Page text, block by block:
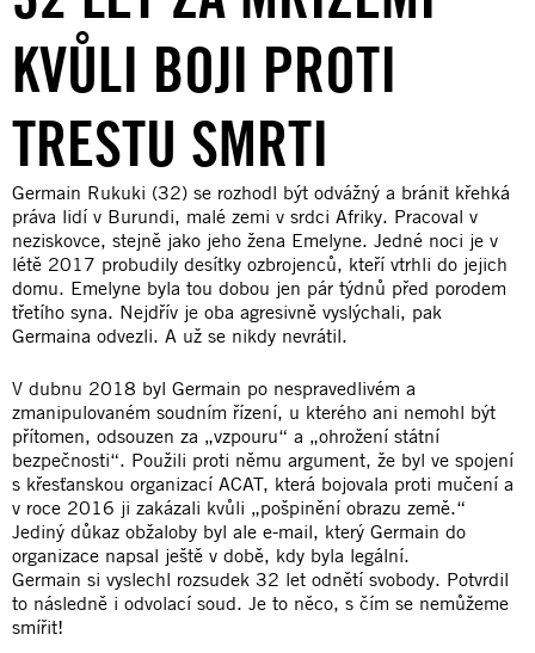
KVŮLI BOJI PROTI
TRESTU SMRTI
Germain Rukuki (32) se rozhodl být odvážný a bránit křehká
práva lidí v Burundi, malé zemi v srdci Afriky. Pracoval v
neziskovce, stejně jako jeho žena Emelyne. Jedné noci je v
létě 2017 probudily desítky ozbrojenců, kteří vtrhli do jejich
domu. Emelyne byla tou dobou jen pár týdnů před porodem
třetího syna. Nejdřív je oba agresivně vyslýchali, pak
Germaina odvezli. A už se nikdy nevrátil.
V dubnu 2018 byl Germain po nespravedlivém a
zmanipulovaném soudním řízení, u kterého ani nemohl být
přítomen, odsouzen za „vzpouru“ a „ohrožení státní
bezpečnosti“. Použili proti němu argument, že byl ve spojení
s křesťanskou organizací ACAT, která bojovala proti mučení a
v roce 2016 ji zakázali kvůli „pošpinění obrazu země.“
Jediný důkaz obžaloby byl ale e-mail, který Germain do
organizace napsal ještě v době, kdy byla legální.
Germain si vyslechl rozsudek 32 let odnětí svobody. Potvrdil
to následně i odvolací soud. Je to něco, s čím se nemůžeme
smířit!